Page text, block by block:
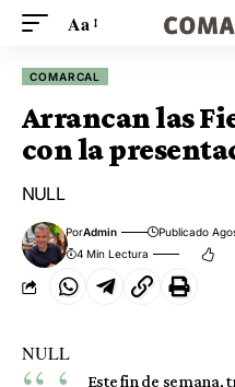
Aa
COMARCAL
Arrancan las
con la
NULL
PorAdmin Publicado
4 Min Lectura
NULL
Este fin de semana,